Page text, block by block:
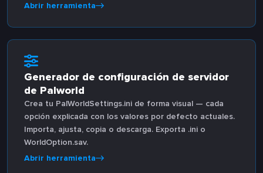
Abrir herramienta
Generador de configuración de servidor
de Palworld
Crea tu PalWorldSettings.ini de forma visual — cada
opción explicada con los valores por defecto actuales.
Importa, ajusta, copia o descarga. Exporta .ini o
WorldOption.sav.
Abrir herramienta